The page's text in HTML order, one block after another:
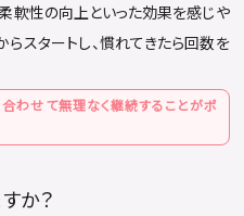
軟性の向上といった効果を感じや
らスタートし、慣れてきたら回数を
わせて無理なく継続することがポ
か？